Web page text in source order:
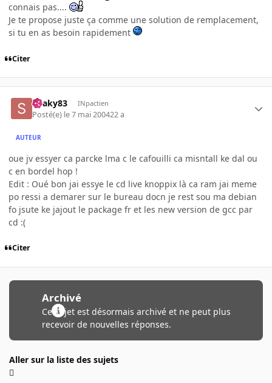
connais pas....
Je te propose juste ça comme une solution de remplacement,
si tu en as besoin rapidement
Citer
Snaky83 INpactien
Posté(e) le 7 mai 200422 a
AUTEUR
oue jv essyer ca parcke lma c le cafouilli ca misntall ke dal ou
c en bordel hop !
Edit : Oué bon jai essye le cd live knoppix là ca ram jai meme
po ressi a demarer sur le bureau docn je rest sou ma debian
fo jsute ke jajout le package fr et les new version de gcc par
cd :(
Citer
Archivé
Ce sujet est désormais archivé et ne peut plus
recevoir de nouvelles réponses.
Aller sur la liste des sujets